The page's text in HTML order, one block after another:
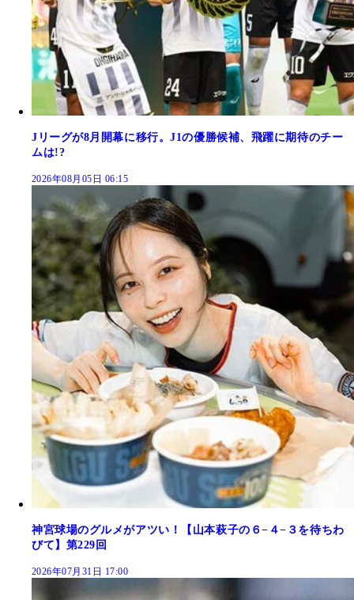
Jリーグが8月開幕に移行。J1の優勝候補、飛躍に期待のチー
ムは!?
2026年08月05日 06:15
神宮球場のグルメがアツい！【山本萩子の６−４−３を待ちわ
びて】第229回
2026年07月31日 17:00